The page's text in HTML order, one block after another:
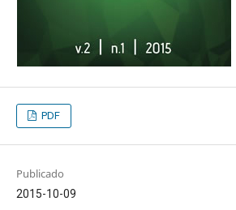
PDF
Publicado
2015-10-09